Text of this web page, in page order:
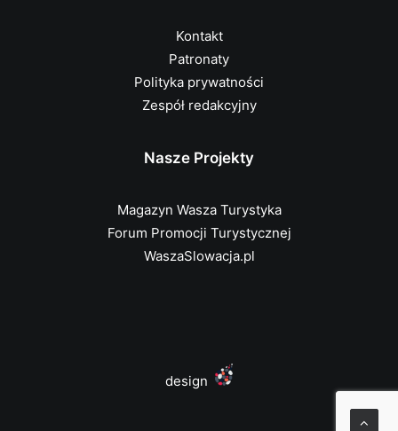
Kontakt
Patronaty
Polityka prywatności
Zespół redakcyjny
Nasze Projekty
Magazyn Wasza Turystyka
Forum Promocji Turystycznej
WaszaSlowacja.pl
design